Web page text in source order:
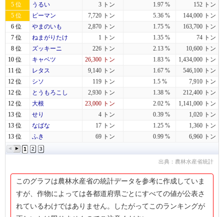
5 位
うるい 3 トン 1.97 %
152 トン
5 位
ピーマン 7,720 トン 5.36 %
144,000 トン
6 位
やまのいも 2,870 トン 1.75 %
163,700 トン
7 位
ねまがりたけ 1 トン 1.35 %
74 トン
8 位
ズッキーニ 226 トン 2.13 %
10,600 トン
10 位
キャベツ 26,300 トン 1.83 %
1,434,000 トン
11 位
レタス 9,140 トン 1.67 %
546,100 トン
12 位
シソ 119 トン 1.5 %
7,910 トン
12 位
とうもろこし 2,930 トン 1.38 %
212,400 トン
12 位
大根 23,000 トン 2.02 %
1,141,000 トン
13 位
せり 4 トン 0.39 %
1,020 トン
13 位
なばな 17 トン 1.25 %
1,360 トン
13 位
ふき 69 トン 0.99 % 6,960 トン
1 2 3
出典：農林水産省統計
このグラフは農林水産省の統計データを参考に作成していま
すが、作物によっては各都道府県ごとにすべての値が公表さ
れているわけではありません。したがってこのランキングが